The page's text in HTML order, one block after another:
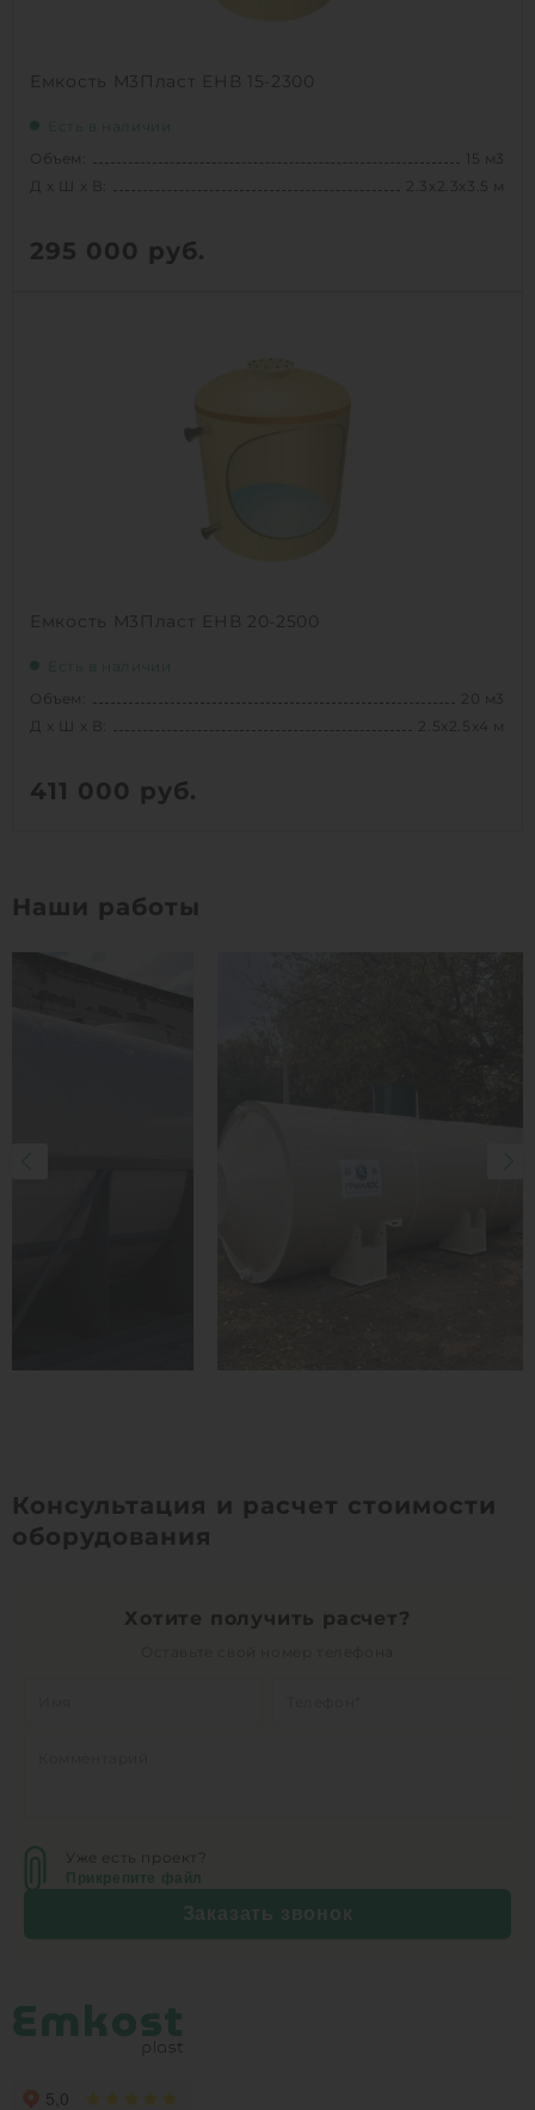
Емкость М3Пласт ЕНВ 15-2300
Есть в наличии
Объем:
15 м3
Д х Ш х В:
2.3х2.3х3.5 м
295 000 руб.
Емкость М3Пласт ЕНВ 20-2500
Есть в наличии
Объем:
20 м3
Д х Ш х В:
2.5х2.5х4 м
Объем:
1
411 000 руб.
Наши работы
Консультация и расчет стоимости
оборудования
Хотите получить расчет?
Уже есть проект?
Прикрепите файл
Заказать звонок